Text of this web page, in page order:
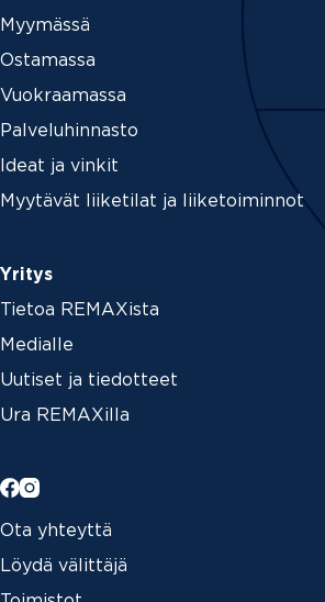
Myymässä
Ostamassa
Vuokraamassa
Palveluhinnasto
Ideat ja vinkit
Myytävät liiketilat ja liiketoiminnot
Yritys
Tietoa REMAXista
Medialle
Uutiset ja tiedotteet
Ura REMAXilla
Ota yhteyttä
Löydä välittäjä